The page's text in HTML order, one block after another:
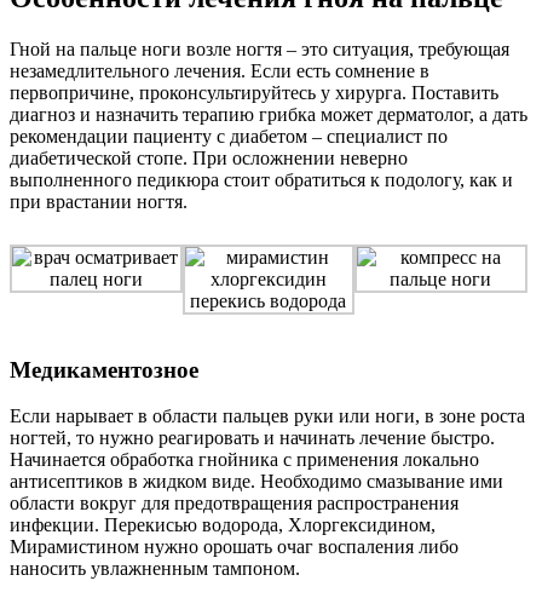
Гной на пальце ноги возле ногтя – это ситуация, требующая
незамедлительного лечения. Если есть сомнение в
первопричине, проконсультируйтесь у хирурга. Поставить
диагноз и назначить терапию грибка может дерматолог, а дать
рекомендации пациенту с диабетом – специалист по
диабетической стопе. При осложнении неверно
выполненного педикюра стоит обратиться к подологу, как и
при врастании ногтя.
Медикаментозное
Если нарывает в области пальцев руки или ноги, в зоне роста
ногтей, то нужно реагировать и начинать лечение быстро.
Начинается обработка гнойника с применения локально
антисептиков в жидком виде. Необходимо смазывание ими
области вокруг для предотвращения распространения
инфекции. Перекисью водорода, Хлоргексидином,
Мирамистином нужно орошать очаг воспаления либо
наносить увлажненным тампоном.